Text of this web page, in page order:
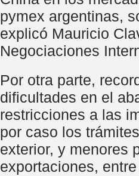
pymex argentinas,
explicó Mauricio
Negociaciones
Por otra parte,
dificultades en el
restricciones a las
por caso los
exterior, y menores
exportaciones,